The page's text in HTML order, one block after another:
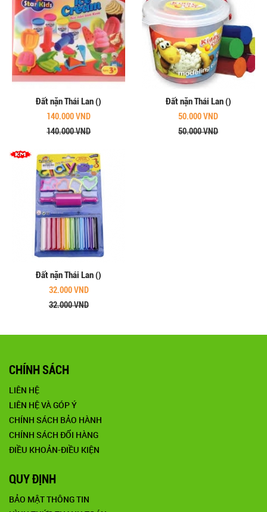
Đất nặn Thái Lan ()
140.000 VND
140.000 VND
Đất nặn Thái Lan ()
50.000 VND
50.000 VND
Đất nặn Thái Lan ()
32.000 VND
32.000 VND
CHÍNH SÁCH
LIÊN HỆ
LIÊN HỆ VÀ GÓP Ý
CHÍNH SÁCH BẢO HÀNH
CHÍNH SÁCH ĐỔI HÀNG
ĐIỀU KHOẢN-ĐIỀU KIỆN
QUY ĐỊNH
BẢO MẬT THÔNG TIN